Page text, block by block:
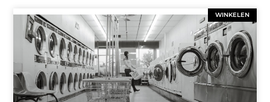
WINKELEN